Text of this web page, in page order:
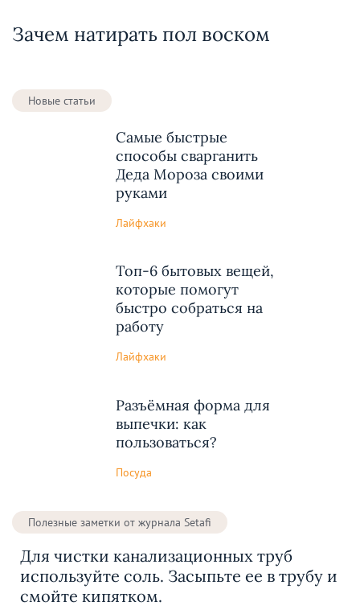
Зачем натирать пол воском
Новые статьи
Самые быстрые
способы сварганить
Деда Мороза своими
руками
Лайфхаки
Топ-6 бытовых вещей,
которые помогут
быстро собраться на
работу
Лайфхаки
Разъёмная форма для
выпечки: как
пользоваться?
Посуда
Полезные заметки от журнала Setafi